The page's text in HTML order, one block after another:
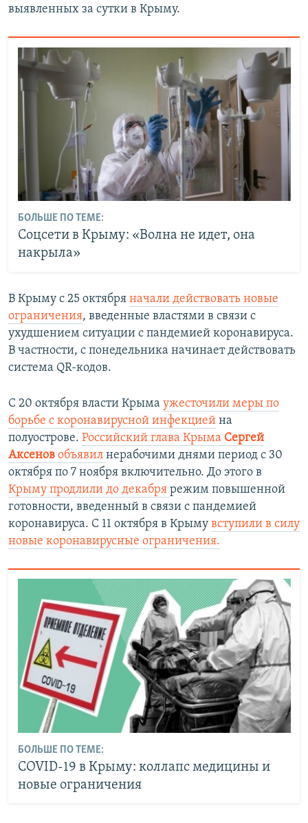
выявленных за сутки в Крыму.
БОЛЬШЕ ПО ТЕМЕ:
Соцсети в Крыму: «Волна не идет, она
накрыла»
В Крыму с 25 октября начали действовать новые
ограничения, введенные властями в связи с
ухудшением ситуации с пандемией коронавируса.
В частности, с понедельника начинает действовать
система QR-кодов.
С 20 октября власти Крыма ужесточили меры по
борьбе с коронавирусной инфекцией на
полуострове. Российский глава Крыма Сергей
Аксенов объявил нерабочими днями период с 30
октября по 7 ноября включительно. До этого в
Крыму продлили до декабря режим повышенной
готовности, введенный в связи с пандемией
коронавируса. С 11 октября в Крыму вступили в силу
новые коронавирусные ограничения.
БОЛЬШЕ ПО ТЕМЕ:
COVID-19 в Крыму: коллапс медицины и
новые ограничения